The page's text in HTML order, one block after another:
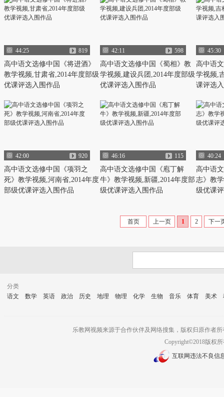
44:25 819
高中语文选修中国《将进酒》
教学视频,甘肃省,2014年度部级
优课评选入围作品
42:11 598
高中语文选修中国《蜀相》教
学视频,建设兵团,2014年度部级
优课评选入围作品
45:30
高中语
学视频,
课评选
42:00 920
高中语文选修中国《项羽之
死》教学视频,河南省,2014年度
部级优课评选入围作品
46:16 115
高中语文选修中国《庖丁解
牛》教学视频,新疆,2014年度部
级优课评选入围作品
40:24
高中语
志》教
级优课
首页 上一页 1 2 下一
分类
语文
数学 英语 政治 历史 地理 物理 化学 生物 音乐 体育 美术
乐教网视频来源于合作伙伴及网络搜集，版权归原作者
Copyright©2018版权
互联网违法不良信